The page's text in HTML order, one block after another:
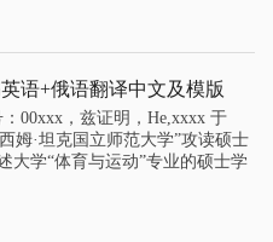
语+俄语翻译中文及模版
00xxx，兹证明，He,xxxx 于
姆·坦克国立师范大学”攻读硕士
大学“体育与运动”专业的硕士学